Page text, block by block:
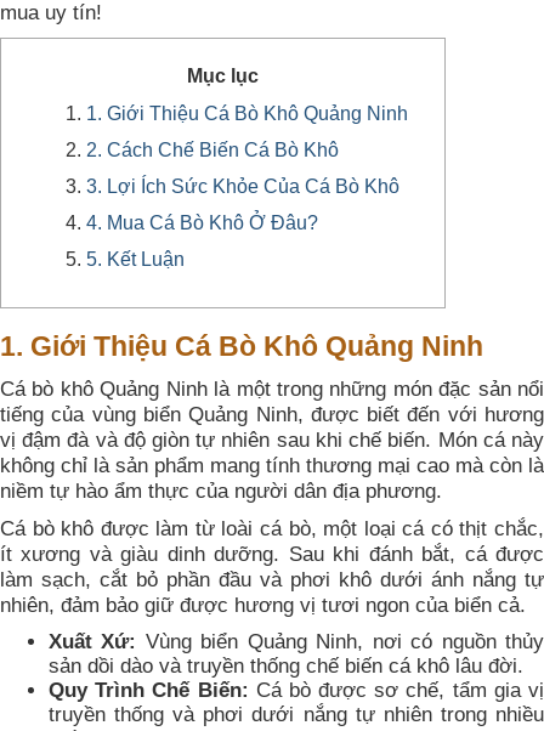
mua uy tín!
Mục lục
1. Giới Thiệu Cá Bò Khô Quảng Ninh
2. Cách Chế Biến Cá Bò Khô
3. Lợi Ích Sức Khỏe Của Cá Bò Khô
4. Mua Cá Bò Khô Ở Đâu?
5. Kết Luận
1. Giới Thiệu Cá Bò Khô Quảng Ninh
Cá bò khô Quảng Ninh là một trong những món đặc sản nổi
tiếng của vùng biển Quảng Ninh, được biết đến với hương
vị đậm đà và độ giòn tự nhiên sau khi chế biến. Món cá này
không chỉ là sản phẩm mang tính thương mại cao mà còn là
niềm tự hào ẩm thực của người dân địa phương.
Cá bò khô được làm từ loài cá bò, một loại cá có thịt chắc,
ít xương và giàu dinh dưỡng. Sau khi đánh bắt, cá được
làm sạch, cắt bỏ phần đầu và phơi khô dưới ánh nắng tự
nhiên, đảm bảo giữ được hương vị tươi ngon của biển cả.
Xuất Xứ: Vùng biển Quảng Ninh, nơi có nguồn thủy
sản dồi dào và truyền thống chế biến cá khô lâu đời.
Quy Trình Chế Biến: Cá bò được sơ chế, tẩm gia vị
truyền thống và phơi dưới nắng tự nhiên trong nhiều